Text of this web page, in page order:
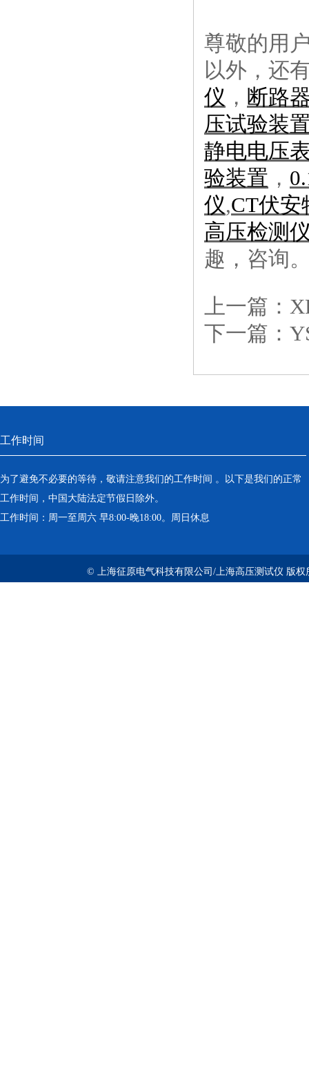
尊敬的用
以外，还
仪 ， 断路
压试验装
静电电压
验装置 ，
仪,CT伏安
高压检测
趣，咨询
上一篇：
下一篇：
工作时间
为了避免不必要的等待，敬请注意我们的工作时间 。以下是我们的正常
工作时间，中国大陆法定节假日除外。
工作时间：周一至周六 早8:00-晚18:00。周日休息
© 上海征原电气科技有限公司/上海高压测试仪 版权